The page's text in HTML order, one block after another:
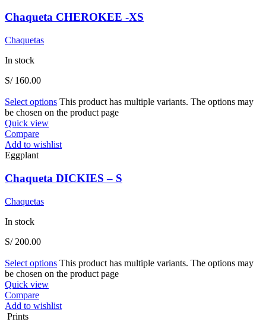
Chaqueta CHEROKEE -XS
Chaquetas
In stock
S/160.00
Select options This product has multiple variants. The options may
be chosen on the product page
Quick view
Compare
Add to wishlist
Eggplant
Chaqueta DICKIES – S
Chaquetas
In stock
S/200.00
Select options This product has multiple variants. The options may
be chosen on the product page
Quick view
Compare
Add to wishlist
Prints